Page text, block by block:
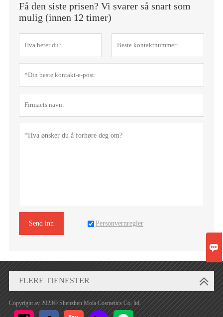
Få den siste prisen? Vi svarer så snart som
mulig (innen 12 timer)
Send inn Personvernregler
FLERE TJENESTER
Copyright av 2023© Shenzhen Mola Cosmetics Co, ltd.
